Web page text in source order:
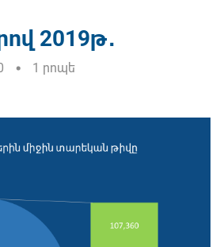
2019թ․
1 րոպե